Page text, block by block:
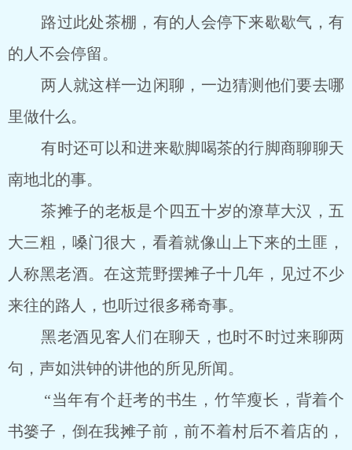
路过此处茶棚，有的人会停下来歇歇气，有
的人不会停留。
两人就这样一边闲聊，一边猜测他们要去哪
里做什么。
有时还可以和进来歇脚喝茶的行脚商聊聊天
南地北的事。
茶摊子的老板是个四五十岁的潦草大汉，五
大三粗，嗓门很大，看着就像山上下来的土匪，
人称黑老酒。在这荒野摆摊子十几年，见过不少
来往的路人，也听过很多稀奇事。
黑老酒见客人们在聊天，也时不时过来聊两
句，声如洪钟的讲他的所见所闻。
“当年有个赶考的书生，竹竿瘦长，背着个
书篓子，倒在我摊子前，前不着村后不着店的，